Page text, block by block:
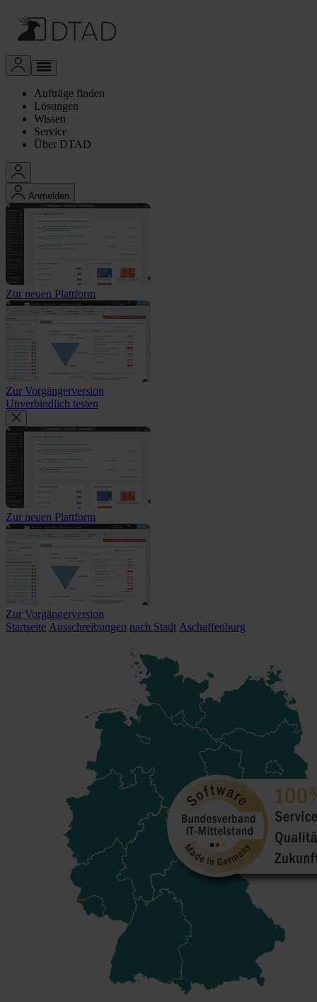
Aufträge finden
Lösungen
Wissen
Service
Über DTAD
Anmelden
Zur neuen Plattform
Zur Vorgängerversion
Unverbindlich testen
Zur neuen Plattform
Zur Vorgängerversion
Startseite Ausschreibungen nach Stadt Aschaffenburg